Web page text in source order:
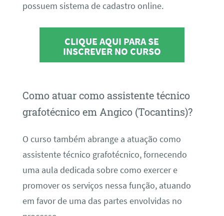
possuem sistema de cadastro online.
CLIQUE AQUI PARA SE
INSCREVER NO CURSO
Como atuar como assistente técnico
grafotécnico em Angico (Tocantins)?
O curso também abrange a atuação como
assistente técnico grafotécnico, fornecendo
uma aula dedicada sobre como exercer e
promover os serviços nessa função, atuando
em favor de uma das partes envolvidas no